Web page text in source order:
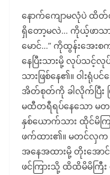
နောက်ကျောမလုံပဲ ထိ
ရှိတော့မလဲ… ကိုယ့်ဖာသ
မောင်…” ကိုထွန်းအေးစ
နေပြီးသားမို့ လုပ်
သားဖြစ်နေ၏။ ဝါး
အိတ်စုတ်ကို ခါလိုက်ပြီး ပ
မထီတရီရပ်နေသော
နှစ်ယောက်သား ထိုင်မိက
ဖက်ထား၏။ မတင်လှက
အနေအထားမို့ တိုးအော
ဖင်ကြားသို့ ထိထိမိမိကြီ